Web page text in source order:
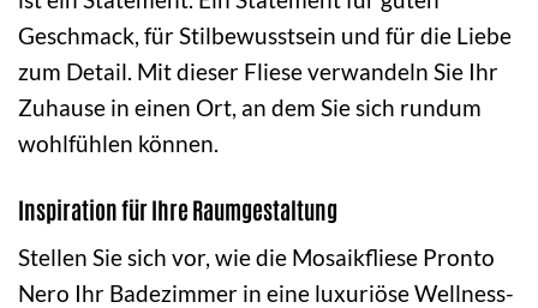
Geschmack, für Stilbewusstsein und für die Liebe
zum Detail. Mit dieser Fliese verwandeln Sie Ihr
Zuhause in einen Ort, an dem Sie sich rundum
wohlfühlen können.
Inspiration für Ihre Raumgestaltung
Stellen Sie sich vor, wie die Mosaikfliese Pronto
Nero Ihr Badezimmer in eine luxuriöse Wellness-